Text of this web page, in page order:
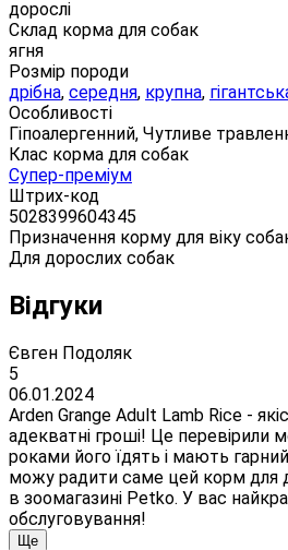
дорослі
Склад корма для собак
ягня
Розмір породи
дрібна, середня, крупна,
Особливості
Гіпоалергенний, Чутливе
Клас корма для собак
Супер-преміум
Штрих-код
5028399604345
Призначення корму для віку
Для дорослих собак
Відгуки
Євген Подоляк
5
06.01.2024
Arden Grange Adult Lamb Rice -
адекватні гроші! Це перевірили
роками його їдять і мають
можу радити саме цей корм для
в зоомагазині Petko. У вас
обслуговування!
Ще